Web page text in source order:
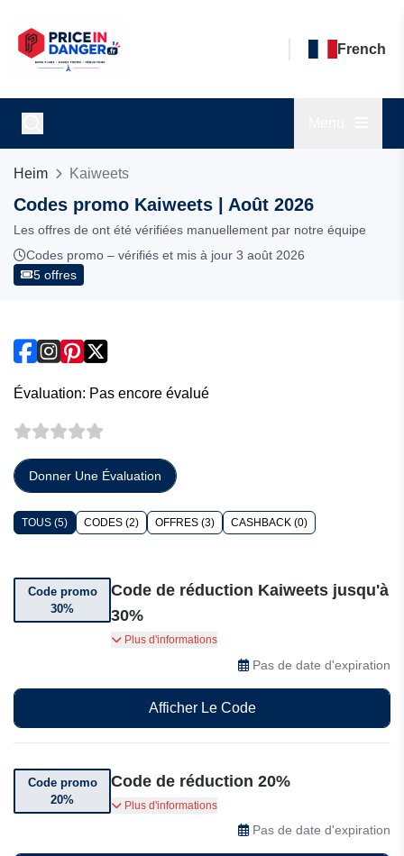
French
Heim Kaiweets
Codes promo Kaiweets | Août 2026
Les offres de ont été vérifiées manuellement par notre équipe
Codes promo – vérifiés et mis à jour 3 août 2026
5 offres
Évaluation: Pas encore évalué
Donner Une Évaluation
TOUS (5) CODES (2) OFFRES (3) CASHBACK (0)
Code promo
30%
Code de réduction Kaiweets jusqu'à
30%
Utilisez ce code pour bénéficier de 30% de
réduction sur une sélection d'articles Kaiweets.
Plus d'informations
Pas de date d'expiration
Afficher Le Code
Code promo
20%
Code de réduction 20%
Utilisez ce code pour bénéficier de 20% de
réduction sur une sélection d'articles Kaiweets.
Plus d'informations
Pas de date d'expiration